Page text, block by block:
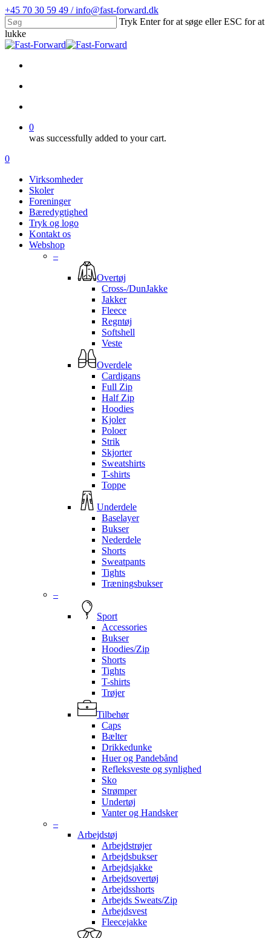
Skip
to
main
content
+45 70 30 59 49 / info@fast-forward.dk
Tryk Enter for at søge eller ESC for at
lukke
Close
0
was successfully added to your cart.
Menu
search
account
0
Virksomheder
Skoler
Foreninger
Bæredygtighed
Tryk og logo
Kontakt os
Webshop
–
Overtøj
Cross-/DunJakke
Jakker
Fleece
Regntøj
Softshell
Veste
Overdele
Cardigans
Full Zip
Half Zip
Hoodies
Kjoler
Poloer
Strik
Skjorter
Sweatshirts
T-shirts
Toppe
Underdele
Baselayer
Bukser
Nederdele
Shorts
Sweatpants
Tights
Træningsbukser
–
Sport
Accessories
Bukser
Hoodies/Zip
Shorts
Tights
T-shirts
Trøjer
Tilbehør
Caps
Bælter
Drikkedunke
Huer og Pandebånd
Refleksveste og synlighed
Sko
Strømper
Undertøj
Vanter og Handsker
–
Arbejdstøj
Arbejdstrøjer
Arbejdsbukser
Arbejdsjakke
Arbejdsovertøj
Arbejdsshorts
Arbejds Sweats/Zip
Arbejdsvest
Fleecejakke